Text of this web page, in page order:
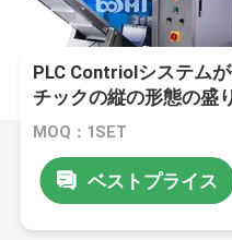
PLC Contriolシステム
チックの縦の形態の盛
MOQ：1SET
ベストプライス